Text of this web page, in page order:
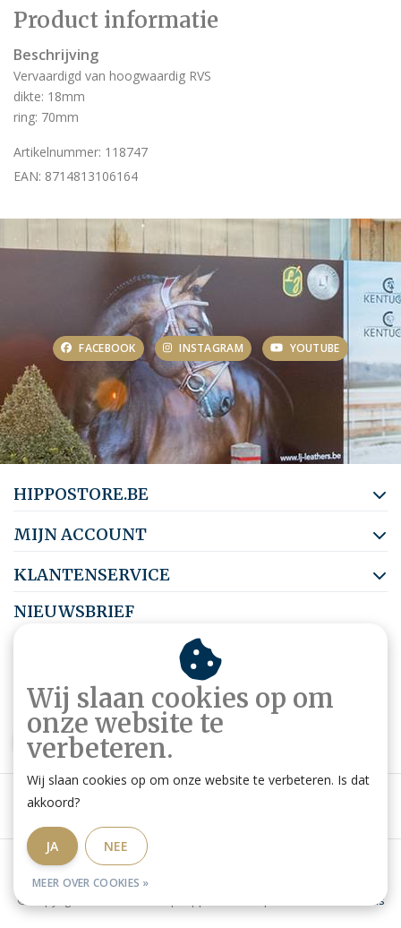
Product informatie
Beschrijving
Vervaardigd van hoogwaardig RVS
dikte: 18mm
ring: 70mm
Artikelnummer: 118747
EAN: 8714813106164
FACEBOOK INSTAGRAM YOUTUBE
HIPPOSTORE.BE
MIJN ACCOUNT
KLANTENSERVICE
NIEUWSBRIEF
Abonneer je op onze nieuwsbrief om op de hoogte te blijven.
ABONNEER
Algemene voorwaarden
© Copyright 2026 - Ruitershop HippoStore.be | Website door Omatis
Wij slaan cookies op om
onze website te
verbeteren.
Wij slaan cookies op om onze website te verbeteren. Is dat
akkoord?
JA NEE
MEER OVER COOKIES »